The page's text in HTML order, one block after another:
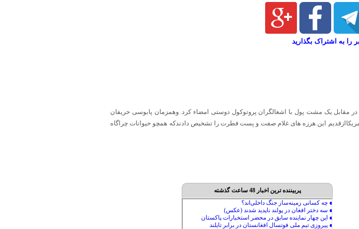
را به اشتراک بگذارید
مقابل یک مشت پول با اشغالگران پروتوکول دوستی امضاء کرد. وهمزمان پابوسی حریفان
این هرزه های غلام صفت و پست فطرت را تشخیص دادندکه همچو حیوانات چراگاه
پربیننده ترین اخبار 48 ساعت گذشته